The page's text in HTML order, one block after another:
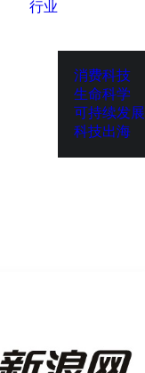
行业
消费科技
生命科学
可持续发展
科技出海